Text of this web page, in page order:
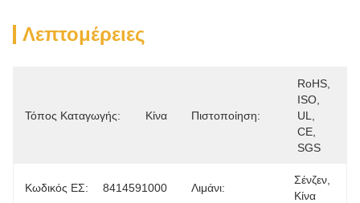
Λεπτομέρειες
Τόπος Καταγωγής: Κίνα Πιστοποίηση:
RoHS,
ISO,
UL,
CE,
SGS
Κωδικός ΕΣ: 8414591000 Λιμάνι:
Σένζεν,
Κίνα